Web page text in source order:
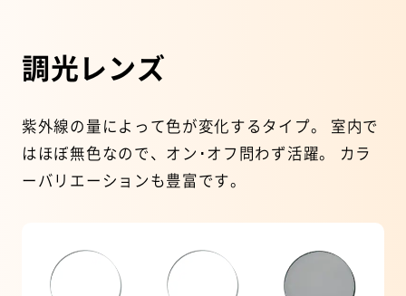
調光レンズ
紫外線の量によって色が変化するタイプ。
室内で
はほぼ無色なので、オン･オフ問わず活躍。
カラ
ーバリエーションも豊富です。